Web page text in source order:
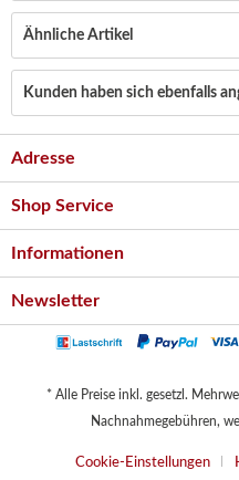
Ähnliche Artikel
Kunden haben sich ebenfalls
Adresse
Shop Service
Informationen
Newsletter
* Alle Preise inkl. gesetzl.
Nachnahmegebühren,
Cookie-Einstellungen